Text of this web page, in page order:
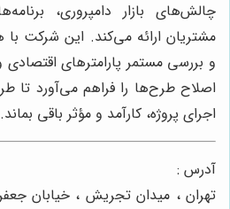
چالش‌های بازار دامپروری،
مشتریان ارائه می‌کند. این شرکت
و بررسی مستمر پارامترهای اقتصادی
اصلاح طرح‌ها را فراهم می‌آورد تا
اجرای پروژه، کارآمد و مؤثر باقی بماند.
آدرس :